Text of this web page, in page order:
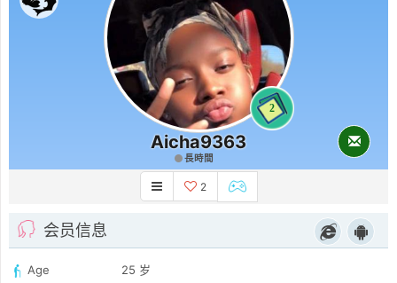
2
Aicha9363
長時間
2
会员信息
Age
25 岁